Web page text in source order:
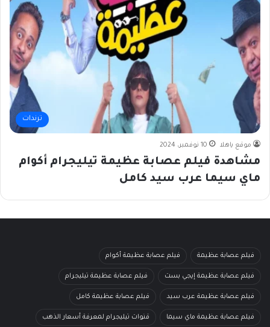
ترندات
موقع ياهلا 10 نوفمبر، 2024
مشاهدة فيلم عصابة عظيمة تيليجرام أكوام
ماي سيما عرب سيد كامل
فيلم عصابة عظيمة فيلم عصابة عظيمة أكوام
فيلم عصابة عظيمة إيجي بست فيلم عصابة عظيمة تيليجرام
فيلم عصابة عظيمة عرب سيد فيلم عصابة عظيمة كامل
فيلم عصابة عظيمة ماي سيما قنوات تيليجرام لمعرفة أسعار الذهب